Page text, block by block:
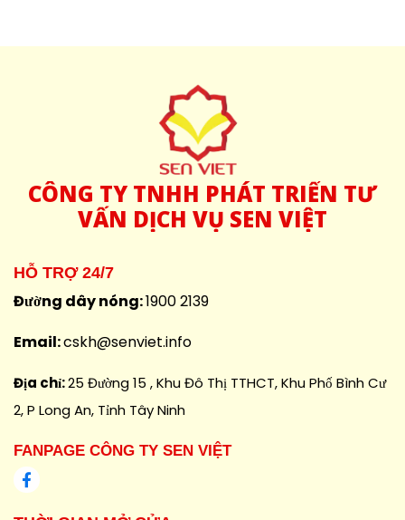
CÔNG TY TNHH PHÁT TRIỂN TƯ
VẤN DỊCH VỤ SEN VIỆT
HỖ TRỢ 24/7
Đường dây nóng:1900 2139
Email:cskh@senviet.info
Địa chỉ:25 Đường 15 , Khu Đô Thị TTHCT, Khu Phố Bình Cư
2, P Long An, Tỉnh Tây Ninh
FANPAGE CÔNG TY SEN VIỆT